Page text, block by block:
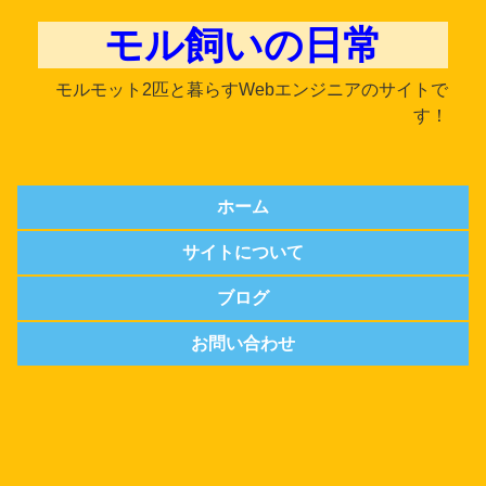
モル飼いの日常
モルモット2匹と暮らすWebエンジニアのサイトで
す！
ホーム
サイトについて
ブログ
お問い合わせ